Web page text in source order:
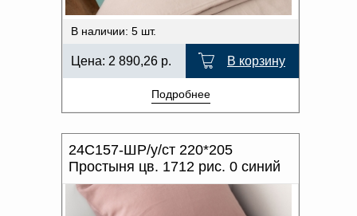
В наличии: 5 шт.
Цена: 2 890,26 р. В корзину
Подробнее
24С157-ШР/у/ст 220*205
Простыня цв. 1712 рис. 0 синий